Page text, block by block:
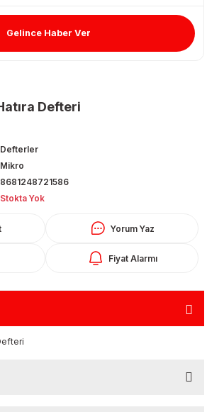
Defteri
Defterler
Mikro
8681248721586
Stokta Yok
Yorum Yaz
Fiyat Alarmı
Gelince Haber Ver